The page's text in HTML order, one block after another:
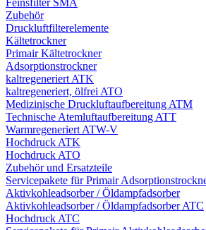
Feinsfilter SMA
Zubehör
Druckluftfilterelemente
Kältetrockner
Primair Kältetrockner
Adsorptionstrockner
kaltregeneriert ATK
kaltregeneriert, ölfrei ATO
Medizinische Druckluftaufbereitung ATM
Technische Atemluftaufbereitung ATT
Warmregeneriert ATW-V
Hochdruck ATK
Hochdruck ATO
Zubehör und Ersatzteile
Servicepakete für Primair
Aktivkohleadsorber / Öldampfadsorber
Aktivkohleadsorber / Öldampfadsorber ATC
Hochdruck ATC